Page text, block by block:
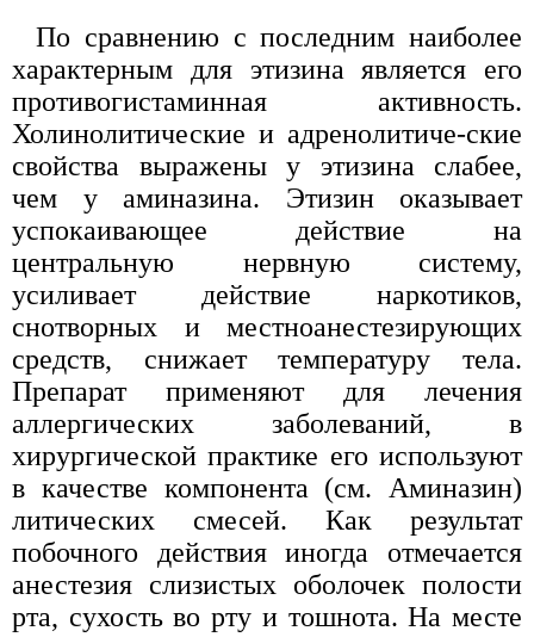
По сравнению с последним наиболее
характерным для этизина является его
противогистаминная активность.
Холинолитические и адренолитиче-ские
свойства выражены у этизина слабее,
чем у аминазина. Этизин оказывает
успокаивающее действие на
центральную нервную систему,
усиливает действие наркотиков,
снотворных и местноанестезирующих
средств, снижает температуру тела.
Препарат применяют для лечения
аллергических заболеваний, в
хирургической практике его используют
в качестве компонента (см. Аминазин)
литических смесей. Как результат
побочного действия иногда отмечается
анестезия слизистых оболочек полости
рта, сухость во рту и тошнота. На месте